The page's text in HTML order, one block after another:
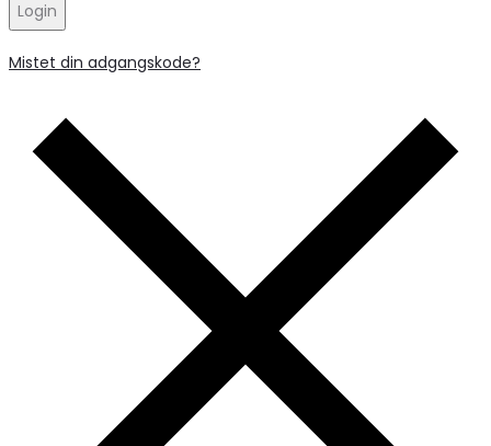
Login
Mistet din adgangskode?